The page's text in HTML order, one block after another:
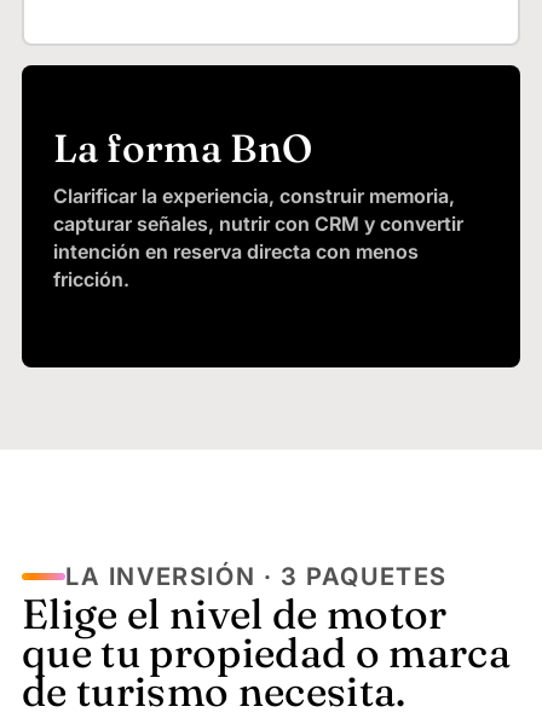
La forma BnO
Clarificar la experiencia, construir memoria,
capturar señales, nutrir con CRM y convertir
intención en reserva directa con menos
fricción.
LA INVERSIÓN · 3 PAQUETES
Elige el nivel de motor
que tu propiedad o marca
de turismo necesita.